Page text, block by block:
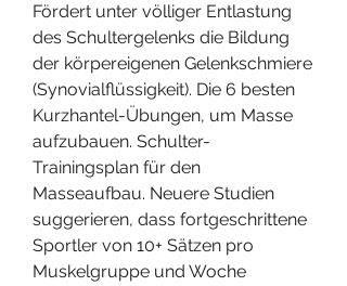
Fördert unter völliger Entlastung
des Schultergelenks die Bildung
der körpereigenen Gelenkschmiere
(Synovialflüssigkeit). Die 6 besten
Kurzhantel-Übungen, um Masse
aufzubauen. Schulter-
Trainingsplan für den
Masseaufbau. Neuere Studien
suggerieren, dass fortgeschrittene
Sportler von 10+ Sätzen pro
Muskelgruppe und Woche